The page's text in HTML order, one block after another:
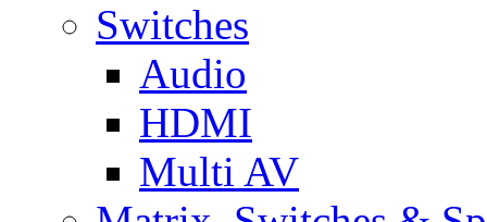
Switches
Audio
HDMI
Multi AV